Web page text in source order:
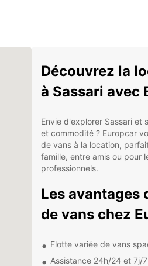
Découvrez la
à Sassari avec
Envie d'explorer Sassari et
et commodité ? Europcar
de vans à la location,
famille, entre amis ou pour
professionnels.
Les avantages
de vans chez
Flotte variée de vans
Assistance 24h/24 et 7j/